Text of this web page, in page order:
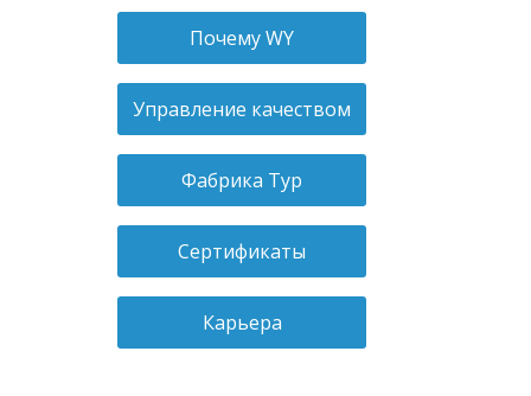
Почему WY
Управление качеством
Фабрика Тур
Сертификаты
Карьера